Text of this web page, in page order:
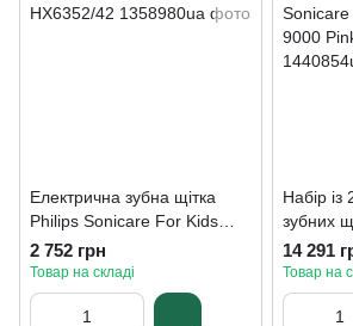
Електрична зубна щітка
Philips Sonicare For Kids
HX6352/42
2 752 грн
Товар на складі
Набір із
зубних
Sonicare
9000
14 291
Товар на